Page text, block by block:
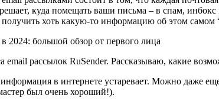
куда помещать ваши письма – в спам,
хоть какую-то информацию об этом
email рассылок RuSender. Рассказываю, какие
в интернете устаревает. Можно даже
был очень хороший!).